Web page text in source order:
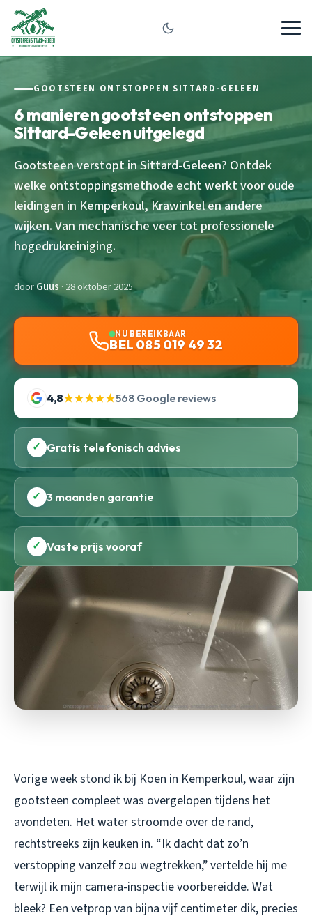
GOOTSTEEN ONTSTOPPEN SITTARD-GELEEN
6 manieren gootsteen ontstoppen
Sittard-Geleen uitgelegd
Gootsteen verstopt in Sittard-Geleen? Ontdek
welke ontstoppingsmethode echt werkt voor oude
leidingen in Kemperkoul, Krawinkel en andere
wijken. Van mechanische veer tot professionele
hogedrukreiniging.
doorGuus · 28 oktober 2025
NU BEREIKBAAR
BEL 085 019 49 32
4,8★★★★★568 Google reviews
✓ Gratis telefonisch advies
✓ 3 maanden garantie
✓ Vaste prijs vooraf
Vorige week stond ik bij Koen in Kemperkoul, waar zijn
gootsteen compleet was overgelopen tijdens het
avondeten. Het water stroomde over de rand,
rechtstreeks zijn keuken in. “Ik dacht dat zo’n
verstopping vanzelf zou wegtrekken,” vertelde hij me
terwijl ik mijn camera-inspectie voorbereidde. Wat
bleek? Een vetprop van bijna vijf centimeter dik, precies